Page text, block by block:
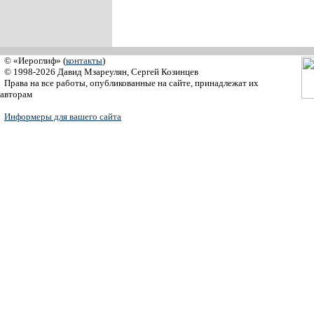
© «Иероглиф» (контакты)
© 1998-2026 Давид Мзареулян, Сергей Козинцев
Права на все работы, опубликованные на сайте, принадлежат их
авторам
Информеры для вашего сайта